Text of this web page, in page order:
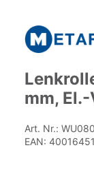
der
Bildgalerie
springen
mm,
Art. Nr.:
EAN: